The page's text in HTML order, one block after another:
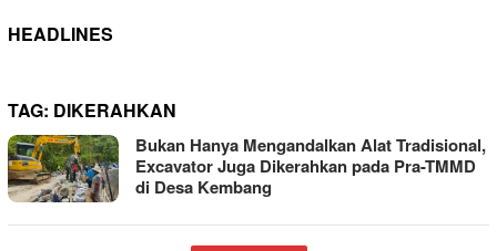
HEADLINES
TAG: DIKERAHKAN
Bukan Hanya Mengandalkan Alat Tradisional,
Excavator Juga Dikerahkan pada Pra-TMMD
di Desa Kembang